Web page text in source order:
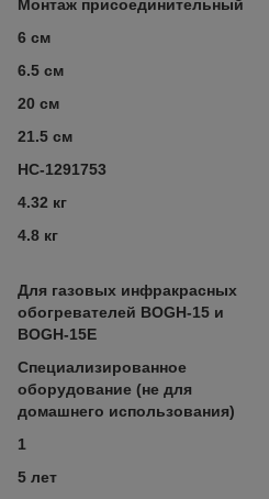
Монтаж присоединительный
6 см
6.5 см
20 см
21.5 см
НС-1291753
4.32 кг
4.8 кг
Для газовых инфракрасных
обогревателей BOGH-15 и
BOGH-15E
Специализированное
оборудование (не для
домашнего использования)
1
5 лет